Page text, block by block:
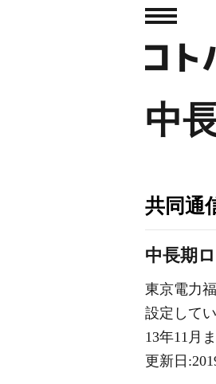
中
共同通
中長期
東京電力
設定して
13年11月
更新日: